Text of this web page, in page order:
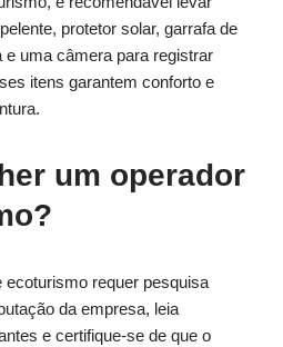
protetor solar, garrafa de
e uma câmera para registrar
itens garantem conforto e
um operador
ecoturismo requer pesquisa
da empresa, leia
e certifique-se de que o